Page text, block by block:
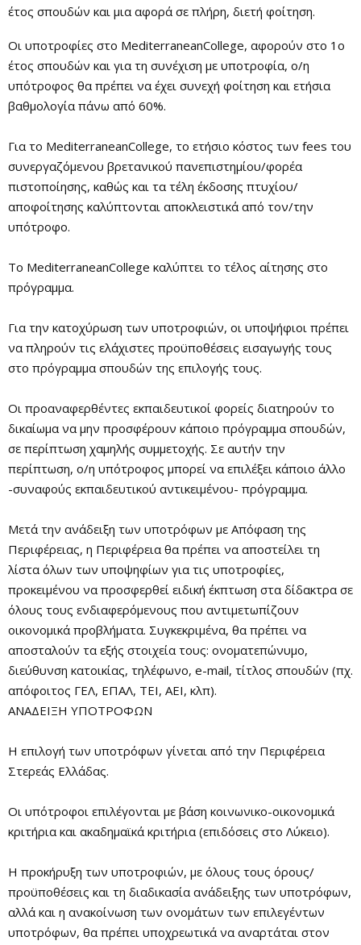
έτος σπουδών και μια αφορά σε πλήρη, διετή φοίτηση.
Οι υποτροφίες στο MediterraneanCollege, αφορούν στο 1ο
έτος σπουδών και για τη συνέχιση με υποτροφία, ο/η
υπότροφος θα πρέπει να έχει συνεχή φοίτηση και ετήσια
βαθμολογία πάνω από 60%.
Για το MediterraneanCollege, τo ετήσιο κόστος των fees του
συνεργαζόμενου βρετανικού πανεπιστημίου/φορέα
πιστοποίησης, καθώς και τα τέλη έκδοσης πτυχίου/
αποφοίτησης καλύπτονται αποκλειστικά από τον/την
υπότροφο.
Το MediterraneanCollege καλύπτει το τέλος αίτησης στο
πρόγραμμα.
Για την κατοχύρωση των υποτροφιών, οι υποψήφιοι πρέπει
να πληρούν τις ελάχιστες προϋποθέσεις εισαγωγής τους
στο πρόγραμμα σπουδών της επιλογής τους.
Οι προαναφερθέντες εκπαιδευτικοί φορείς διατηρούν το
δικαίωμα να μην προσφέρουν κάποιο πρόγραμμα σπουδών,
σε περίπτωση χαμηλής συμμετοχής. Σε αυτήν την
περίπτωση, ο/η υπότροφος μπορεί να επιλέξει κάποιο άλλο
-συναφούς εκπαιδευτικού αντικειμένου- πρόγραμμα.
Μετά την ανάδειξη των υποτρόφων με Απόφαση της
Περιφέρειας, η Περιφέρεια θα πρέπει να αποστείλει τη
λίστα όλων των υποψηφίων για τις υποτροφίες,
προκειμένου να προσφερθεί ειδική έκπτωση στα δίδακτρα σε
όλους τους ενδιαφερόμενους που αντιμετωπίζουν
οικονομικά προβλήματα. Συγκεκριμένα, θα πρέπει να
αποσταλούν τα εξής στοιχεία τους: ονοματεπώνυμο,
διεύθυνση κατοικίας, τηλέφωνο, e-mail, τίτλος σπουδών (πχ.
απόφοιτος ΓΕΛ, ΕΠΑΛ, ΤΕΙ, ΑΕΙ, κλπ).
ΑΝΑΔΕΙΞΗ ΥΠΟΤΡΟΦΩΝ
Η επιλογή των υποτρόφων γίνεται από την Περιφέρεια
Στερεάς Ελλάδας.
Οι υπότροφοι επιλέγονται με βάση κοινωνικο-οικονομικά
κριτήρια και ακαδημαϊκά κριτήρια (επιδόσεις στο Λύκειο).
Η προκήρυξη των υποτροφιών, με όλους τους όρους/
προϋποθέσεις και τη διαδικασία ανάδειξης των υποτρόφων,
αλλά και η ανακοίνωση των ονομάτων των επιλεγέντων
υποτρόφων, θα πρέπει υποχρεωτικά να αναρτάται στον